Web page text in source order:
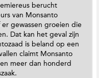
berucht
van Monsanto
gewassen groeien die
Dat kan het geval zijn
is beland op een
claimt Monsanto
meer dan honderd